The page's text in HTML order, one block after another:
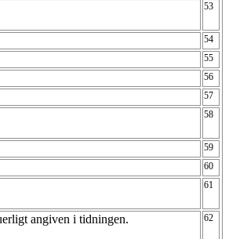
53
54
55
56
57
58
59
60
61
angiven i tidningen. 62